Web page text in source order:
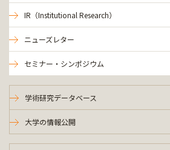
IR（Institutional Research）
ニューズレター
セミナー・シンポジウム
学術研究データベース
大学の情報公開